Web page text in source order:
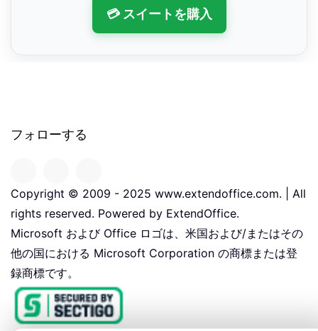
💳 スイートを購入
フォローする
Copyright © 2009 - 2025 www.extendoffice.com. | All
rights reserved. Powered by ExtendOffice.
Microsoft および Office ロゴは、米国および/またはその
他の国における Microsoft Corporation の商標または登
録商標です。